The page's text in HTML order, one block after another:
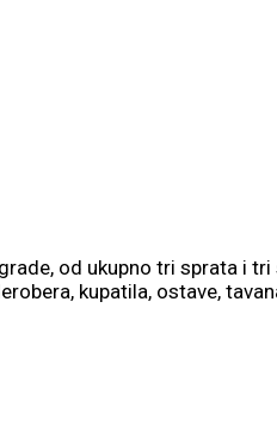
od ukupno tri sprata i
kupatila, ostave,